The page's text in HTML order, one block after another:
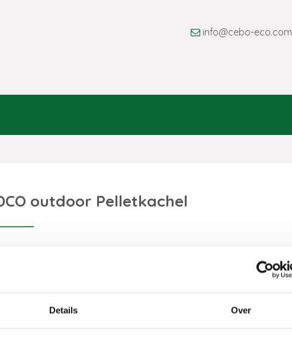
Details Over
info@cebo-eco.com
outdoor Pelletkachel